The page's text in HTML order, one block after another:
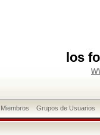
los
Grupos de Usuarios